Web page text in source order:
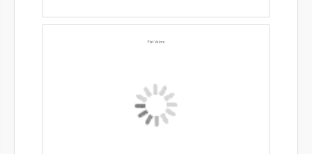
Fiat Valore